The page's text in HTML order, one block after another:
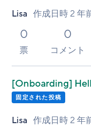
Lisa 作成日時2 年
0
票
0
コメント
[Onboarding]
固定された投稿
Lisa 作成日時2 年